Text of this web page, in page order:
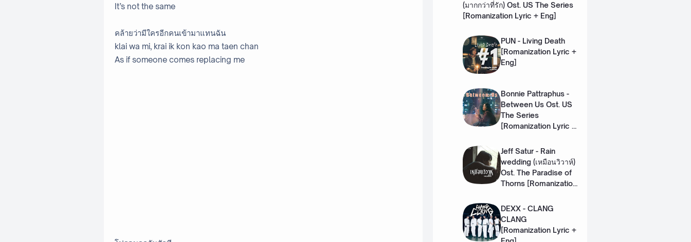
It’s not the same
คล้ายว่ามีใครอีกคนเข้ามาแทนฉัน
klai wa mi, krai ik kon kao ma taen chan
As if someone comes replacing me
(มากกว่าที่รัก) Ost. US The Series
[Romanization Lyric + Eng]
PUN - Living Death
[Romanization Lyric +
Eng]
Bonnie Pattraphus -
Between Us Ost. US
The Series
[Romanization Lyric +
Jeff Satur - Rain
wedding (เหมือนวิวาห์)
Ost. The Paradise of
Thorns [Romanization
DEXX - CLANG
CLANG
[Romanization Lyric +